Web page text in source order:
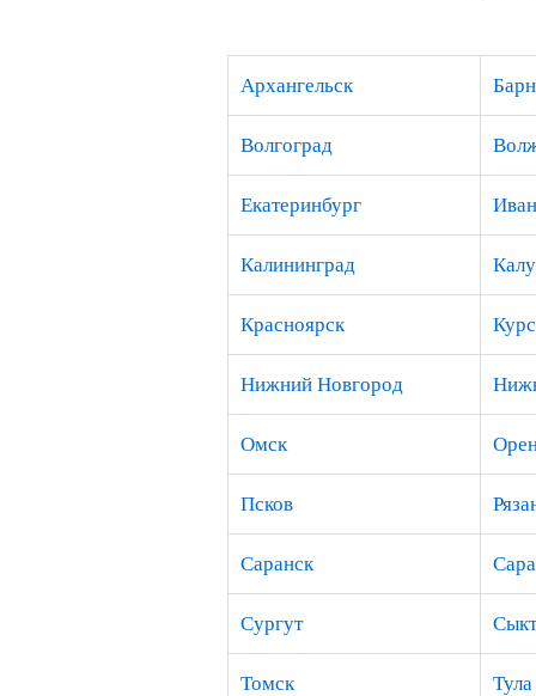
Архангельск
Волгоград
Екатеринбург
Калининград
Красноярск
Нижний Новгород
Омск
Псков
Саранск
Сургут
Томск Тула